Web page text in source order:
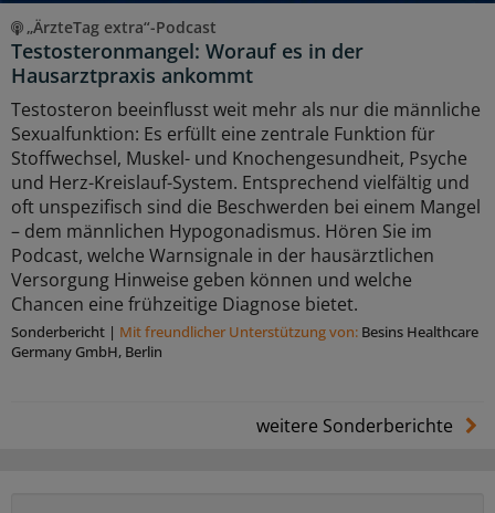
„ÄrzteTag extra“-Podcast
Testosteronmangel: Worauf es in der
Hausarztpraxis ankommt
Testosteron beeinflusst weit mehr als nur die männliche
Sexualfunktion: Es erfüllt eine zentrale Funktion für
Stoffwechsel, Muskel- und Knochengesundheit, Psyche
und Herz-Kreislauf-System. Entsprechend vielfältig und
oft unspezifisch sind die Beschwerden bei einem Mangel
– dem männlichen Hypogonadismus. Hören Sie im
Podcast, welche Warnsignale in der hausärztlichen
Versorgung Hinweise geben können und welche
Chancen eine frühzeitige Diagnose bietet.
Sonderbericht | Mit freundlicher Unterstützung von: Besins Healthcare
Germany GmbH, Berlin
weitere Sonderberichte